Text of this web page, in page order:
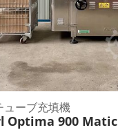
ューブ充填機
Optima 900 Matic